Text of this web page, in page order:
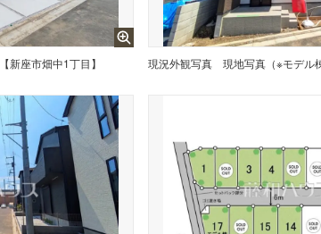
座市畑中1丁目】 現況外観写真